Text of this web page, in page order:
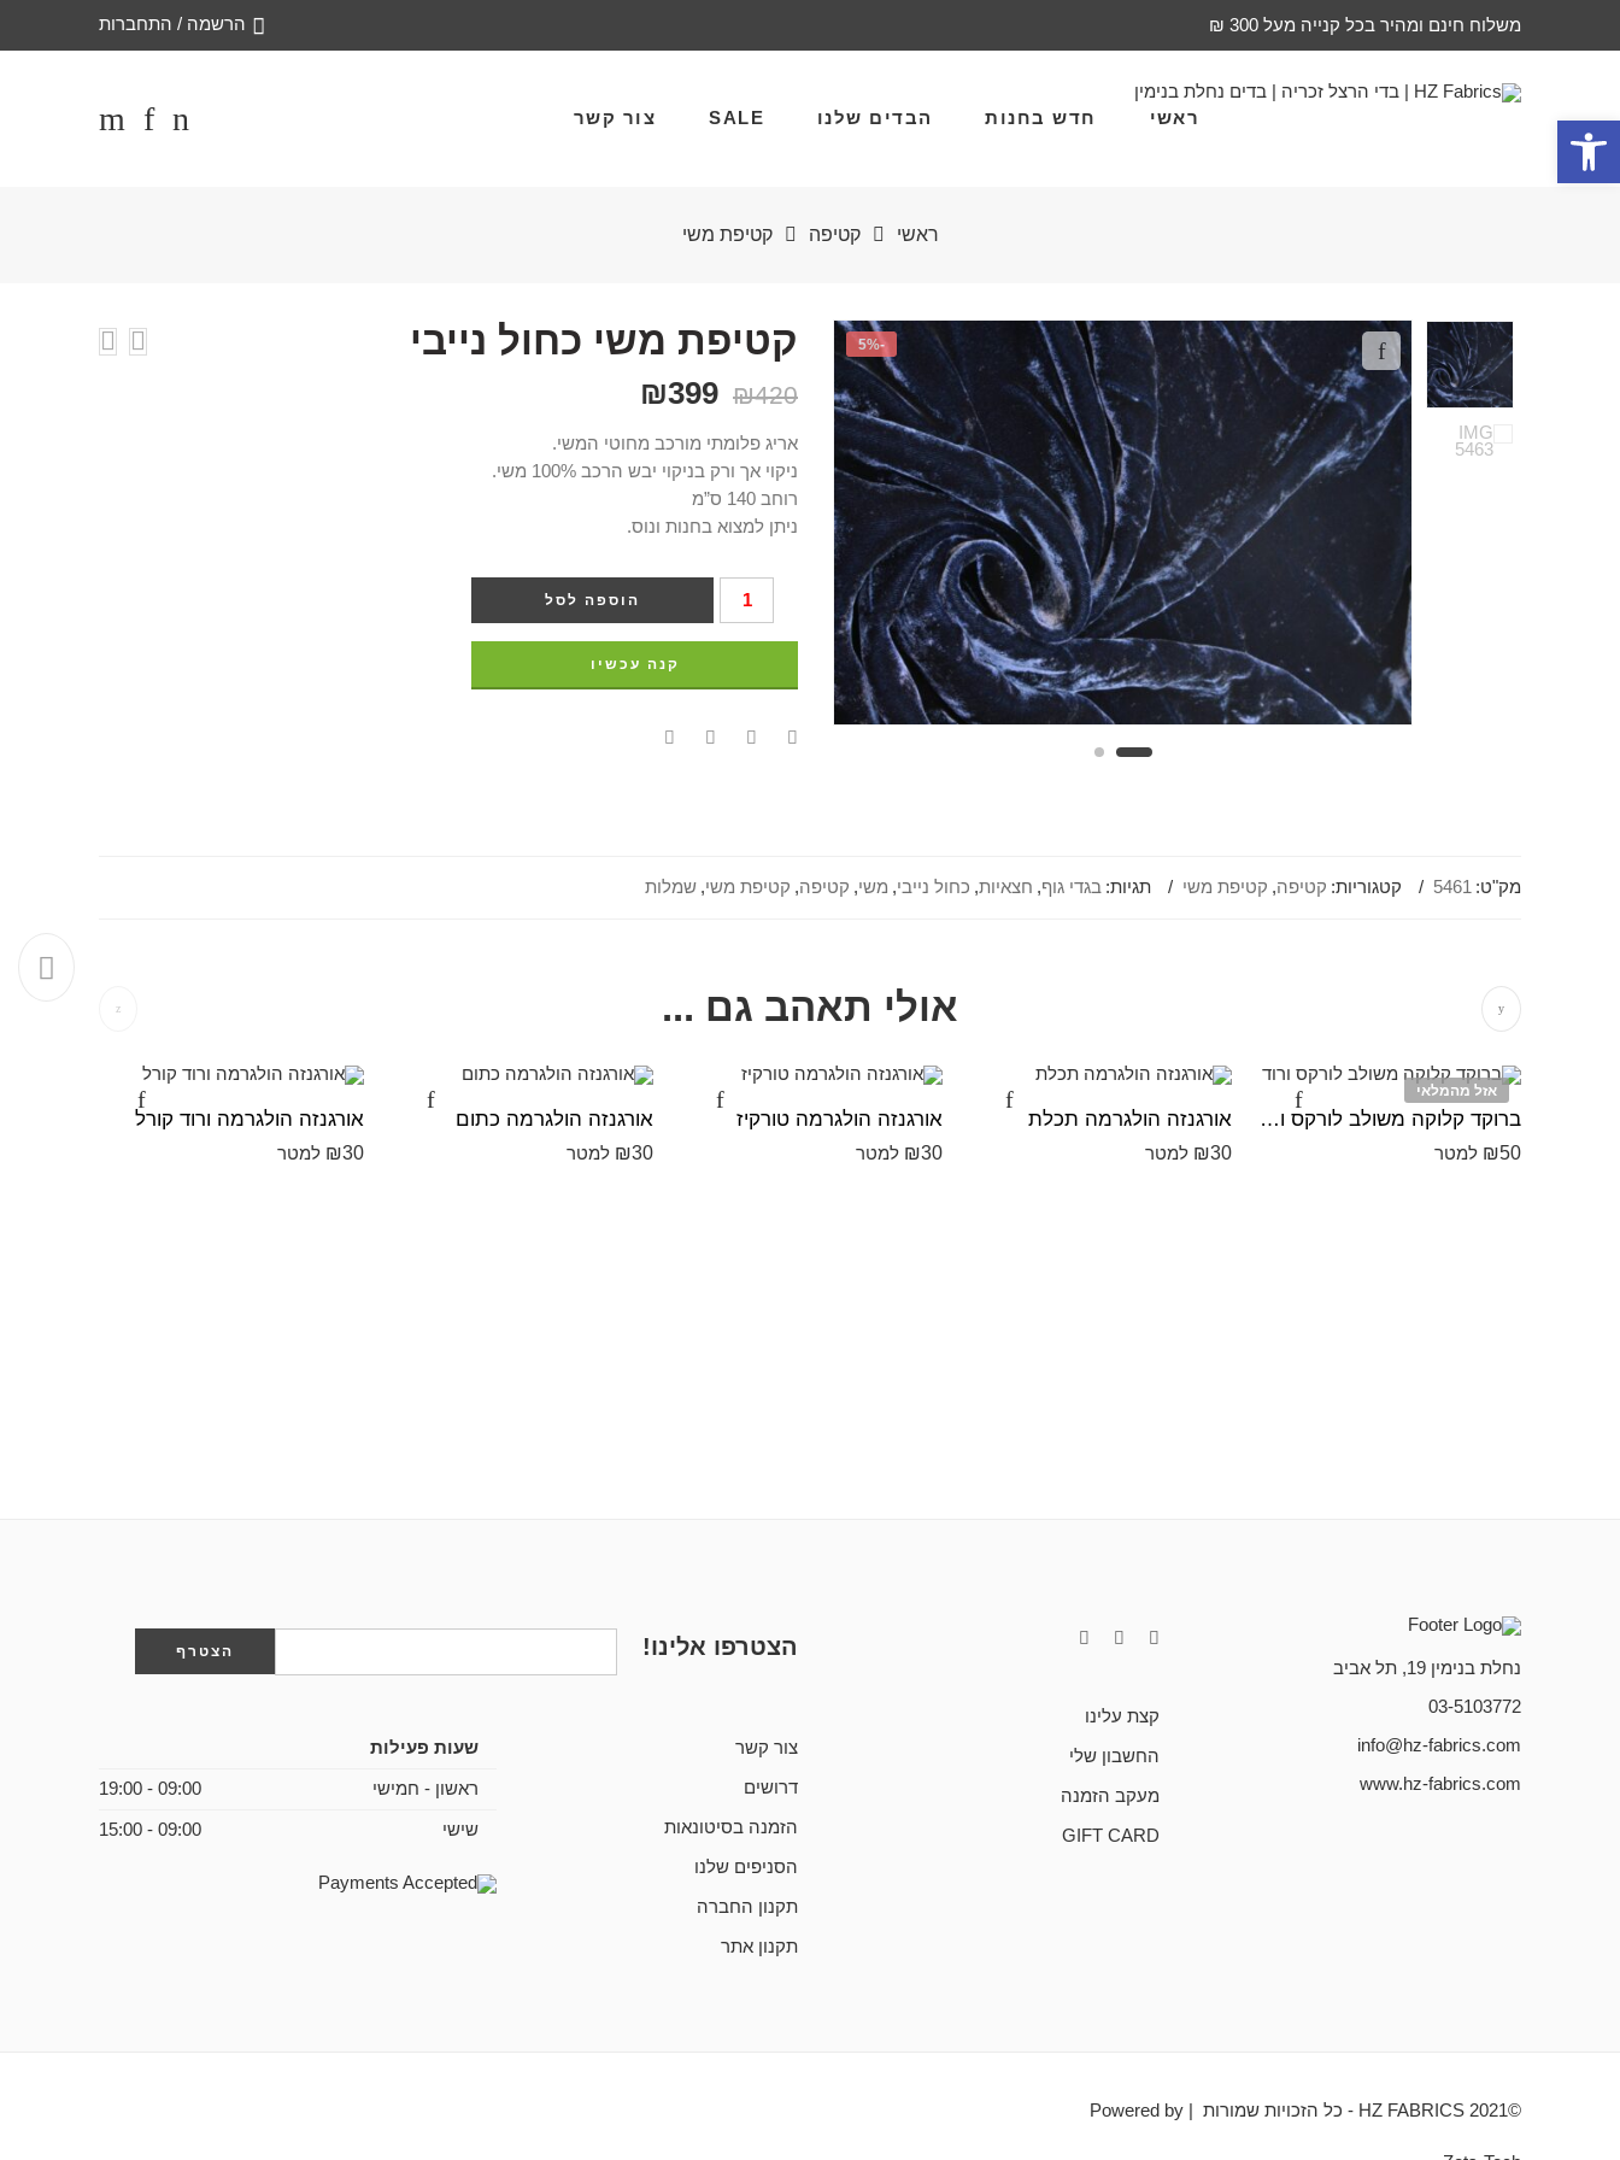
פתח סרגל נגישות
משלוח חינם ומהיר בכל קנייה מעל 300 ₪ הרשמה / התחברות
ראשי חדש בחנות הבדים שלנו SALE צור קשר
ראשי קטיפה קטיפת משי
-5% קטיפת משי כחול נייבי
₪420
₪399
אריג פלומתי מורכב מחוטי המשי.
ניקוי אך ורק בניקוי יבש הרכב 100% משי.
רוחב 140 ס”מ
ניתן למצוא בחנות ונוס.
הוספה לסל
קנה עכשיו
מק"ט: 5461 קטגוריות: קטיפה, קטיפת משי תגיות: בגדי גוף, חצאיות, כחול נייבי, משי, קטיפה, קטיפת משי, שמלות
אולי תאהב גם ...
אזל מהמלאי
ברוקד קלוקה משולב לורקס ורוד
₪50 למטר
אורגנזה הולגרמה תכלת
₪30 למטר
אורגנזה הולגרמה טורקיז
₪30 למטר
אורגנזה הולגרמה כתום
₪30 למטר
אורגנזה הולגרמה ורוד קורל
₪30 למטר
נחלת בנימין 19, תל אביב
03-5103772
info@hz-fabrics.com
www.hz-fabrics.com
קצת עלינו
החשבון שלי
מעקב הזמנה
GIFT CARD
הצטרפו אלינו!
צור קשר
דרושים
הזמנה בסיטונאות
הסניפים שלנו
תקנון החברה
תקנון אתר
שעות פעילות
ראשון - חמישי 09:00 - 19:00
שישי 09:00 - 15:00
©HZ FABRICS 2021 - כל הזכויות שמורות | Powered by